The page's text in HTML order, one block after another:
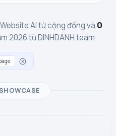
AI từ cộng đồng và 0
2026 từ DINHDANH team